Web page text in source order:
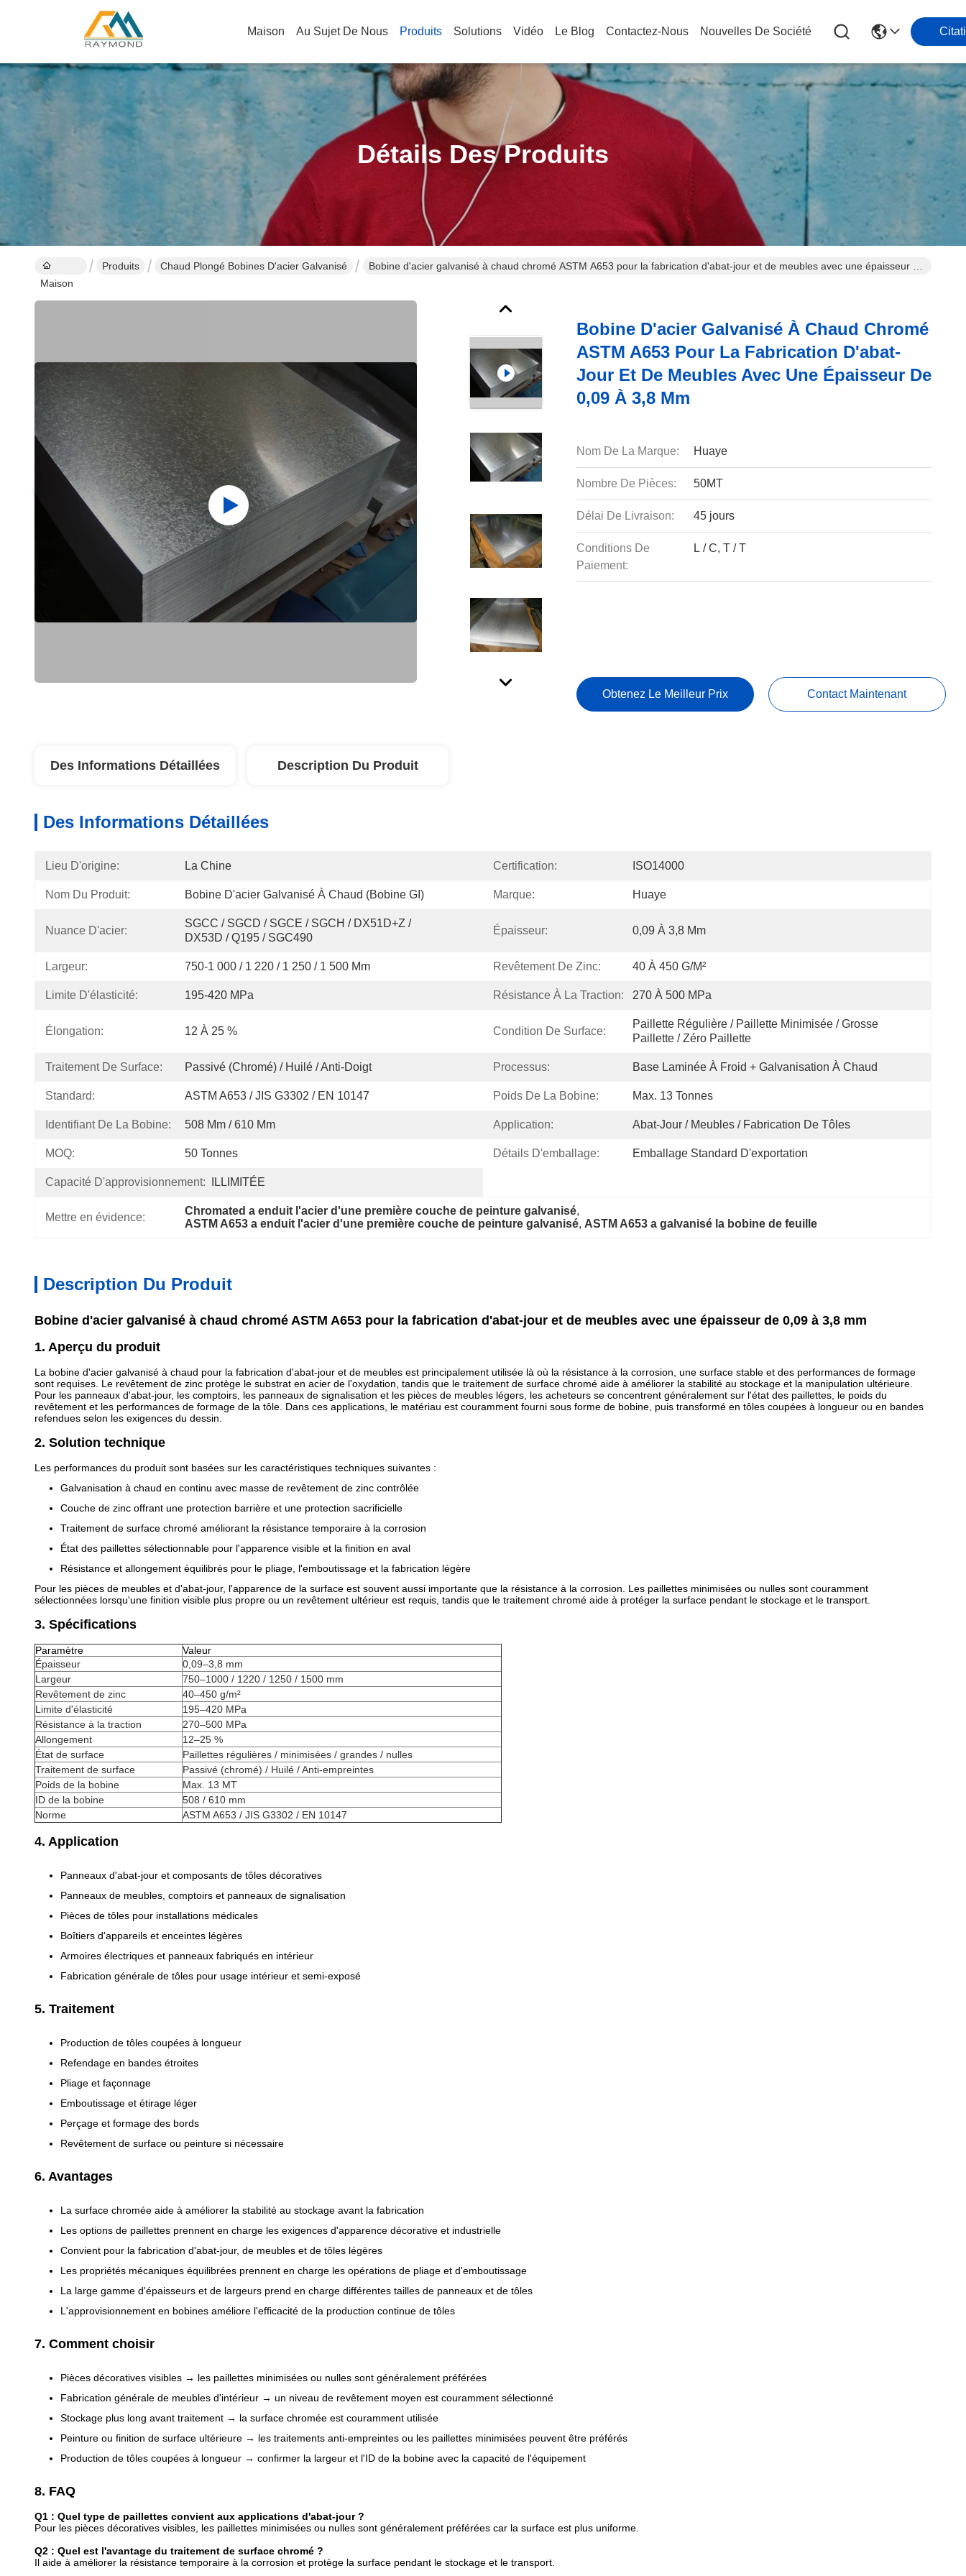
Maison Au Sujet De Nous Produits Solutions Vidéo Le Blog Contactez-Nous Nouvelles De Société
Détails Des Produits
Maison
Produits Chaud Plongé Bobines D'acier Galvanisé
Bobine d'acier galvanisé à chaud chromé ASTM A653 pour la fabrication d'abat-jour et de meubles avec une épaisseur de
Bobine D'acier Galvanisé À Chaud Chromé
ASTM A653 Pour La Fabrication D'abat-
Jour Et De Meubles Avec Une Épaisseur De
0,09 À 3,8 Mm
Nom De La Marque: Huaye
Nombre De Pièces: 50MT
Délai De Livraison: 45 jours
Conditions De
Paiement:
L / C, T / T
Obtenez Le Meilleur Prix Contact Maintenant
Des Informations Détaillées Description Du Produit
Des Informations Détaillées
Lieu D'origine: La Chine Certification: ISO14000
Nom Du Produit: Bobine D'acier Galvanisé À Chaud (bobine GI) Marque: Huaye
Nuance D'acier:
SGCC / SGCD / SGCE / SGCH / DX51D+Z /
DX53D / Q195 / SGC490
Épaisseur: 0,09 À 3,8 Mm
Largeur: 750-1 000 / 1 220 / 1 250 / 1 500 Mm Revêtement De Zinc: 40 À 450 G/m²
Limite D'élasticité: 195-420 MPa Résistance À La Traction: 270 À 500 MPa
Élongation: 12 À 25 % Condition De Surface:
Paillette Régulière / Paillette Minimisée / Grosse
Paillette / Zéro Paillette
Traitement De Surface: Passivé (Chromé) / Huilé / Anti-Doigt Processus: Base Laminée À Froid + Galvanisation À Chaud
Standard: ASTM A653 / JIS G3302 / EN 10147 Poids De La Bobine: Max. 13 Tonnes
Identifiant De La Bobine: 508 Mm / 610 Mm Application: Abat-Jour / Meubles / Fabrication De Tôles
MOQ: 50 Tonnes Détails D'emballage: Emballage Standard D'exportation
Capacité D'approvisionnement: ILLIMITÉE
Mettre en évidence:
Chromated a enduit l'acier d'une première couche de peinture galvanisé,
ASTM A653 a enduit l'acier d'une première couche de peinture galvanisé, ASTM A653 a galvanisé la bobine de feuille
Description Du Produit
Bobine d'acier galvanisé à chaud chromé ASTM A653 pour la fabrication d'abat-jour et de meubles avec une épaisseur de 0,09 à 3,8 mm
1. Aperçu du produit
La bobine d'acier galvanisé à chaud pour la fabrication d'abat-jour et de meubles est principalement utilisée là où la résistance à la corrosion, une surface stable et des performances de formage
sont requises. Le revêtement de zinc protège le substrat en acier de l'oxydation, tandis que le traitement de surface chromé aide à améliorer la stabilité au stockage et la manipulation ultérieure.
Pour les panneaux d'abat-jour, les comptoirs, les panneaux de signalisation et les pièces de meubles légers, les acheteurs se concentrent généralement sur l'état des paillettes, le poids du
revêtement et les performances de formage de la tôle. Dans ces applications, le matériau est couramment fourni sous forme de bobine, puis transformé en tôles coupées à longueur ou en bandes
refendues selon les exigences du dessin.
2. Solution technique
Les performances du produit sont basées sur les caractéristiques techniques suivantes :
Galvanisation à chaud en continu avec masse de revêtement de zinc contrôlée
Couche de zinc offrant une protection barrière et une protection sacrificielle
Traitement de surface chromé améliorant la résistance temporaire à la corrosion
État des paillettes sélectionnable pour l'apparence visible et la finition en aval
Résistance et allongement équilibrés pour le pliage, l'emboutissage et la fabrication légère
Pour les pièces de meubles et d'abat-jour, l'apparence de la surface est souvent aussi importante que la résistance à la corrosion. Les paillettes minimisées ou nulles sont couramment
sélectionnées lorsqu'une finition visible plus propre ou un revêtement ultérieur est requis, tandis que le traitement chromé aide à protéger la surface pendant le stockage et le transport.
3. Spécifications
Paramètre
Valeur
Épaisseur
0,09–3,8 mm
Largeur
750–1000 / 1220 / 1250 / 1500 mm
Revêtement de zinc
40–450 g/m²
Limite d'élasticité
195–420 MPa
Résistance à la traction
270–500 MPa
Allongement
12–25 %
État de surface
Paillettes régulières / minimisées / grandes / nulles
Traitement de surface
Passivé (chromé) / Huilé / Anti-empreintes
Poids de la bobine
Max. 13 MT
ID de la bobine
508 / 610 mm
Norme
ASTM A653 / JIS G3302 / EN 10147
4. Application
Panneaux d'abat-jour et composants de tôles décoratives
Panneaux de meubles, comptoirs et panneaux de signalisation
Pièces de tôles pour installations médicales
Boîtiers d'appareils et enceintes légères
Armoires électriques et panneaux fabriqués en intérieur
Fabrication générale de tôles pour usage intérieur et semi-exposé
5. Traitement
Production de tôles coupées à longueur
Refendage en bandes étroites
Pliage et façonnage
Emboutissage et étirage léger
Perçage et formage des bords
Revêtement de surface ou peinture si nécessaire
6. Avantages
La surface chromée aide à améliorer la stabilité au stockage avant la fabrication
Les options de paillettes prennent en charge les exigences d'apparence décorative et industrielle
Convient pour la fabrication d'abat-jour, de meubles et de tôles légères
Les propriétés mécaniques équilibrées prennent en charge les opérations de pliage et d'emboutissage
La large gamme d'épaisseurs et de largeurs prend en charge différentes tailles de panneaux et de tôles
L'approvisionnement en bobines améliore l'efficacité de la production continue de tôles
7. Comment choisir
Pièces décoratives visibles → les paillettes minimisées ou nulles sont généralement préférées
Fabrication générale de meubles d'intérieur → un niveau de revêtement moyen est couramment sélectionné
Stockage plus long avant traitement → la surface chromée est couramment utilisée
Peinture ou finition de surface ultérieure → les traitements anti-empreintes ou les paillettes minimisées peuvent être préférés
Production de tôles coupées à longueur → confirmer la largeur et l'ID de la bobine avec la capacité de l'équipement
8. FAQ
Q1 : Quel type de paillettes convient aux applications d'abat-jour ?
Pour les pièces décoratives visibles, les paillettes minimisées ou nulles sont généralement préférées car la surface est plus uniforme.
Q2 : Quel est l'avantage du traitement de surface chromé ?
Il aide à améliorer la résistance temporaire à la corrosion et protège la surface pendant le stockage et le transport.